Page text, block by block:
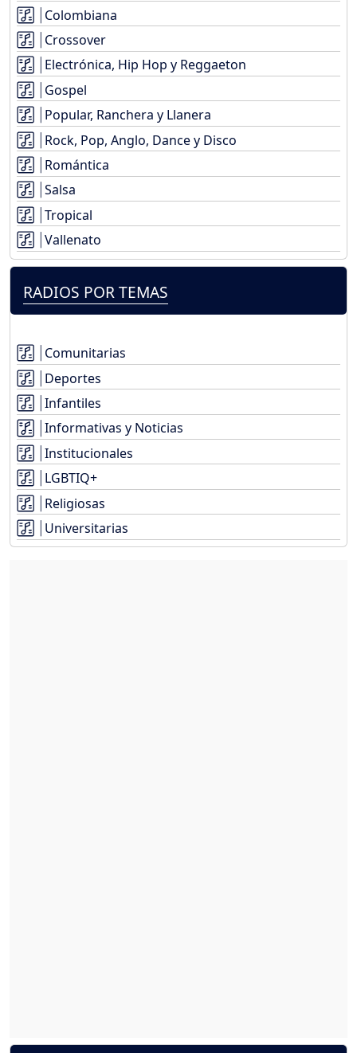
Colombiana
Crossover
Electrónica, Hip Hop y Reggaeton
Gospel
Popular, Ranchera y Llanera
Rock, Pop, Anglo, Dance y Disco
Romántica
Salsa
Tropical
Vallenato
RADIOS POR TEMAS
Comunitarias
Deportes
Infantiles
Informativas y Noticias
Institucionales
LGBTIQ+
Religiosas
Universitarias